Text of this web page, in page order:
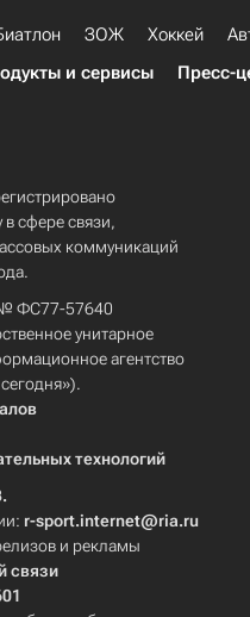
ЗОЖ Хоккей
и сервисы Пресс-
сфере связи,
коммуникаций
№ ФС77-57640
унитарное
агентство
технологий
r-sport.internet@ria.ru
и рекламы
связи